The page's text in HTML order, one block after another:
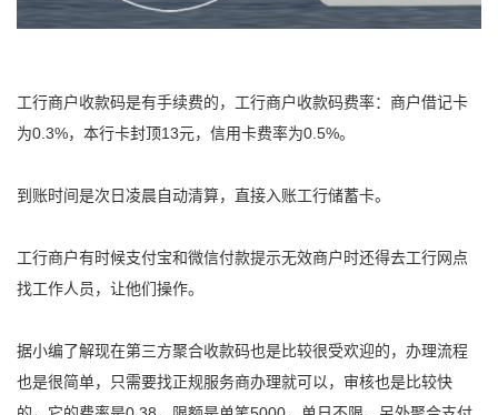
工行商户收款码是有手续费的，工行商户收款码费率：商户借记卡
为0.3%，本行卡封顶13元，信用卡费率为0.5%。
到账时间是次日凌晨自动清算，直接入账工行储蓄卡。
工行商户有时候支付宝和微信付款提示无效商户时还得去工行网点
找工作人员，让他们操作。
据小编了解现在第三方聚合收款码也是比较很受欢迎的，办理流程
也是很简单，只需要找正规服务商办理就可以，审核也是比较快